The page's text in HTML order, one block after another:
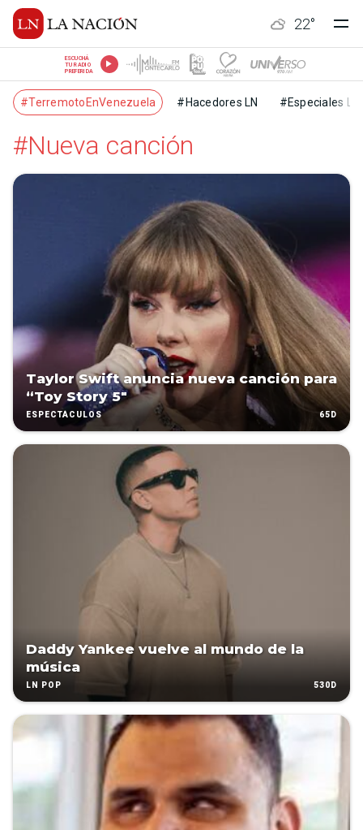
22°
ESCUCHÁ
TU RADIO
PREFERIDA
#TerremotoEnVenezuela #Hacedores LN #Especiales LN
#Nueva canción
Taylor Swift anuncia nueva canción para
“Toy Story 5″
ESPECTÁCULOS 65D
Daddy Yankee vuelve al mundo de la
música
LN POP 530D